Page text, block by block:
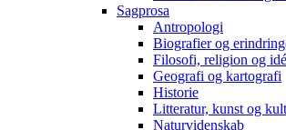
Sagprosa
Antropologi
Biografier og
Filosofi, religion og
Geografi og kartografi
Historie
Litteratur, kunst og
Naturvidenskab